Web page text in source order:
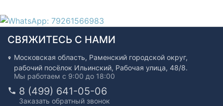
СВЯЖИТЕСЬ С НАМИ
Московская область, Раменский городской округ,
рабочий посёлок Ильинский, Рабочая улица, 48/8.
Мы работаем с 9:00 до 18:00
8 (499) 641-05-06
Заказать обратный звонок